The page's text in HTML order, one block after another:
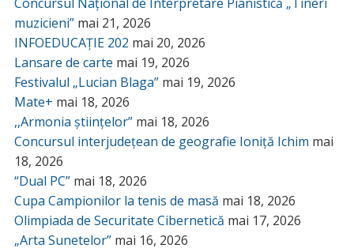
muzicieni” mai 21, 2026
INFOEDUCAȚIE 202 mai 20, 2026
Lansare de carte mai 19, 2026
Festivalul „Lucian Blaga” mai 19, 2026
Mate+ mai 18, 2026
,,Armonia științelor” mai 18, 2026
Concursul interjudețean de geografie Ioniță Ichim mai
18, 2026
“Dual PC” mai 18, 2026
Cupa Campionilor la tenis de masă mai 18, 2026
Olimpiada de Securitate Cibernetică mai 17, 2026
„Arta Sunetelor” mai 16, 2026